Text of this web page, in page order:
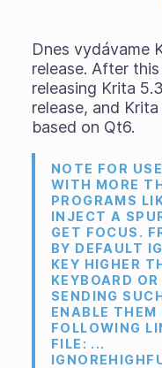
Dnes vydávame
release. After
releasing Krita
release, and
based on Qt6.
NOTE FOR
WITH MORE
PROGRAMS
INJECT A
GET FOCUS.
BY DEFAULT
KEY HIGHER
KEYBOARD
SENDING
ENABLE THEM
FOLLOWING
FILE: ...